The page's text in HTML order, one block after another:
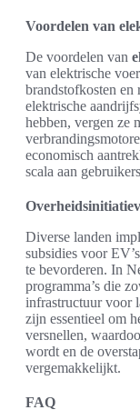
Voordelen van
De voordelen van
van elektrische
brandstofkosten en
elektrische
hebben, vergen ze
economisch
scala aan
Diverse landen
subsidies voor
te bevorderen. In
programma’s die
infrastructuur voor
zijn essentieel om
versnellen,
wordt en de
vergemakkelijkt.
FAQ